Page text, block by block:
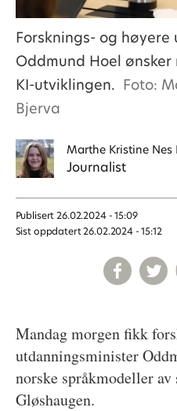
Forsknings- og
Oddmund Hoel
KI-utviklingen. Foto:
Bjerva
Marthe Kristine Nes
Journalist
Publisert 26.02.2024 - 15:09
Sist oppdatert 26.02.2024 - 15:12
Mandag morgen fikk
utdanningsminister
norske språkmodeller
Gløshaugen.